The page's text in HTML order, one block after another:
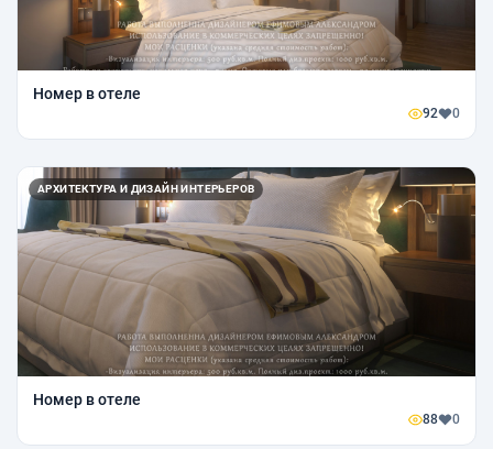
Номер в отеле
92 0
АРХИТЕКТУРА И ДИЗАЙН ИНТЕРЬЕРОВ
Номер в отеле
88 0